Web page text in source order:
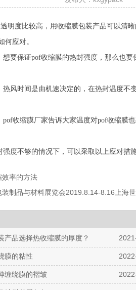
明度比较高，用收缩膜包装产品可以清
何应对。
要保证pof收缩膜的热封强度，那么也
风时间是由机速决定的，在热封温度不
收缩膜厂家告诉大家温度对pof收缩膜
度不够的情况下，可以采取以上应对措
效率的方法
装制品与材料展览会2019.8.14-8.16上海
产品选择热收缩膜的厚度？
膜的粘性
缠绕膜的褶皱